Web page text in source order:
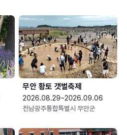
무안 황토 갯벌축제
2026.08.29~2026.09.06
전남광주통합특별시 무안군